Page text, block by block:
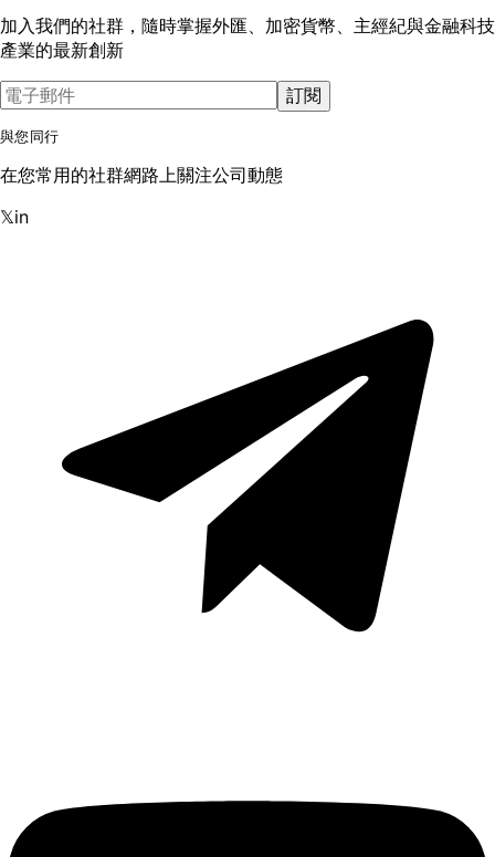
加入我們的社群，隨時掌握外匯、加密貨幣、主經紀與金融科技
產業的最新創新
訂閱
與您同行
在您常用的社群網路上關注公司動態
𝕏in